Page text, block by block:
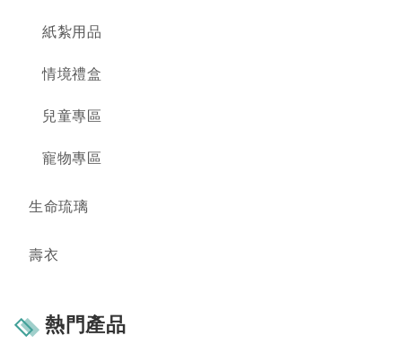
紙紮用品
情境禮盒
兒童專區
寵物專區
生命琉璃
壽衣
熱門產品